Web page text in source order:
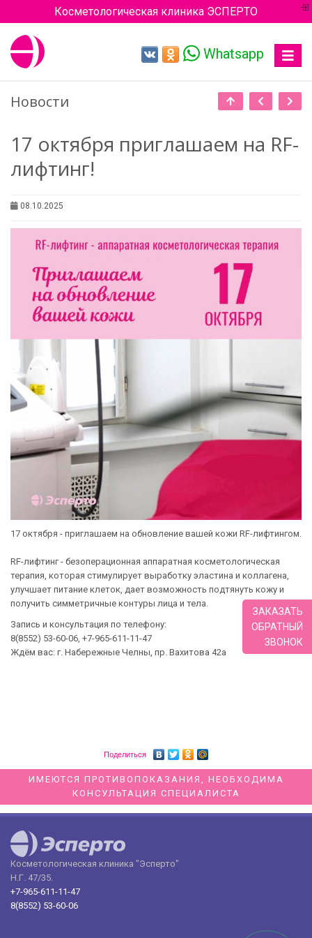
Косметологическая клиника ЭСПЕРТО
Toggle
Whatsapp
Новости
17 октября приглашаем на RF-
лифтинг!
08.10.2025
17 октября - приглашаем на обновление вашей кожи RF-лифтингом.
RF-лифтинг - безоперационная аппаратная косметологическая
терапия, которая стимулирует выработку эластина и коллагена,
улучшает питание клеток, дает возможность подтянуть кожу и
получить симметричные контуры лица и тела.
Запись и консультация по телефону:
8(8552) 53-60-06, +7-965-611-11-47
Ждём вас: г. Набережные Челны, пр. Вахитова 42а
Поделиться
ИМЕЮТСЯ ПРОТИВОПОКАЗАНИЯ, НЕОБХОДИМА
КОНСУЛЬТАЦИЯ СПЕЦИАЛИСТА
Косметологическая клиника "Эсперто"
Н.Г. 47/35.
+7-965-611-11-47
8(8552) 53-60-06
ЗАКАЗАТЬ
ОБРАТНЫЙ
ЗВОНОК